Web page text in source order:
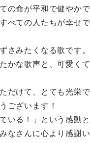
の命が平和で健やか
べての人たちが幸せ
さみたくなる歌です。
かな歌声と、可愛く
だけて、とても光栄で
ございます！
いる！」という感動
なさんに心より感謝い